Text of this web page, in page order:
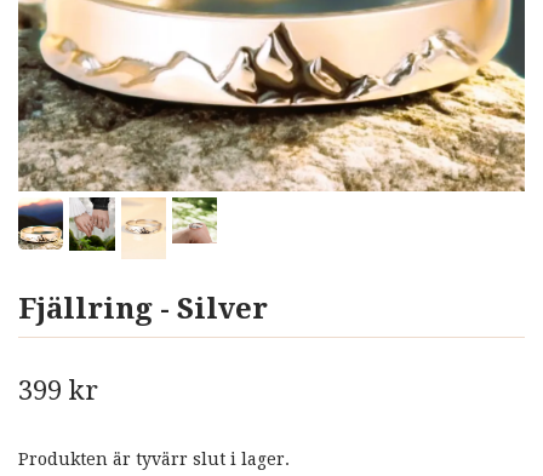
Fjällring - Silver
399 kr
Produkten är tyvärr slut i lager.